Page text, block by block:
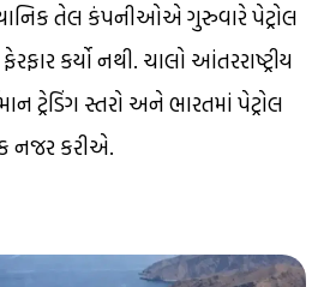
તેલ કંપનીઓએ ગુરુવારે પેટ્રોલ
કર્યો નથી. ચાલો આંતરરાષ્ટ્રીય
ટ્રેડિંગ સ્તરો અને ભારતમાં પેટ્રોલ
નજર કરીએ.